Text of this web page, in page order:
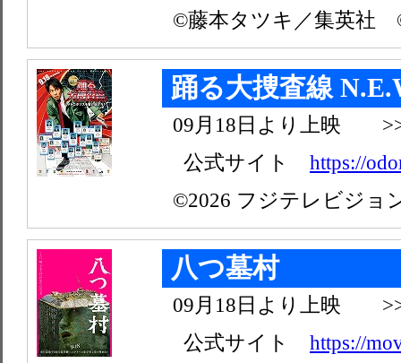
©藤本タツキ／集英社
踊る大捜査線
09月18日より上映
公式サイト https://
©2026 フジテレビジョ
八つ墓村
09月18日より上映
公式サイト https://